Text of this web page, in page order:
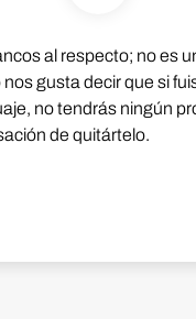
al respecto; no es
gusta decir que si
no tendrás ningún
de quitártelo.